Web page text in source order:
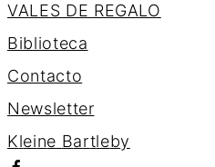
VALES DE REGALO
Biblioteca
Contacto
Newsletter
Kleine Bartleby